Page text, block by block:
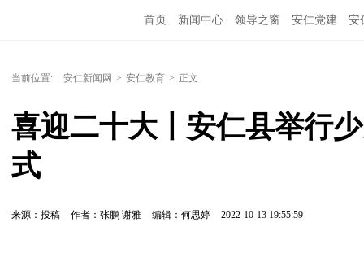
首页 新闻中心 领导之窗 安仁党建 安
当前位置: 安仁新闻网 > 安仁教育 > 正文
喜迎二十大丨安仁县举行
式
来源：投稿 作者：张鹏 谢雅 编辑：何思婷 2022-10-13 19:55:59